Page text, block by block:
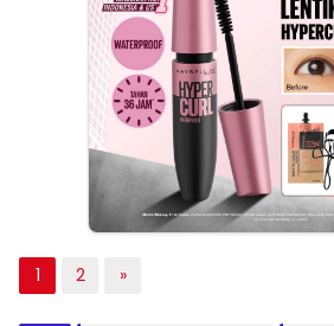
1 2 »